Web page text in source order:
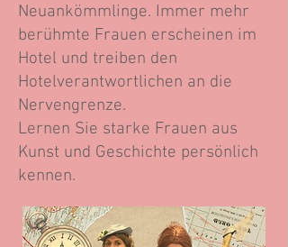
Neuankömmlinge. Immer mehr
berühmte Frauen erscheinen im
Hotel und treiben den
Hotelverantwortlichen an die
Nervengrenze.
Lernen Sie starke Frauen aus
Kunst und Geschichte persönlich
kennen.